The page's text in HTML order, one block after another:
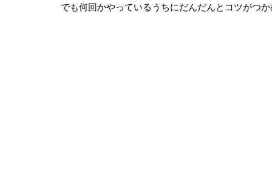
でも何回かやっているうちにだんだんとコツがつ